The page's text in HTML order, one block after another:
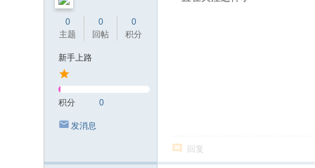
0
主题
0
回帖
0
积分
新手上路
积分 0
发消息
回复